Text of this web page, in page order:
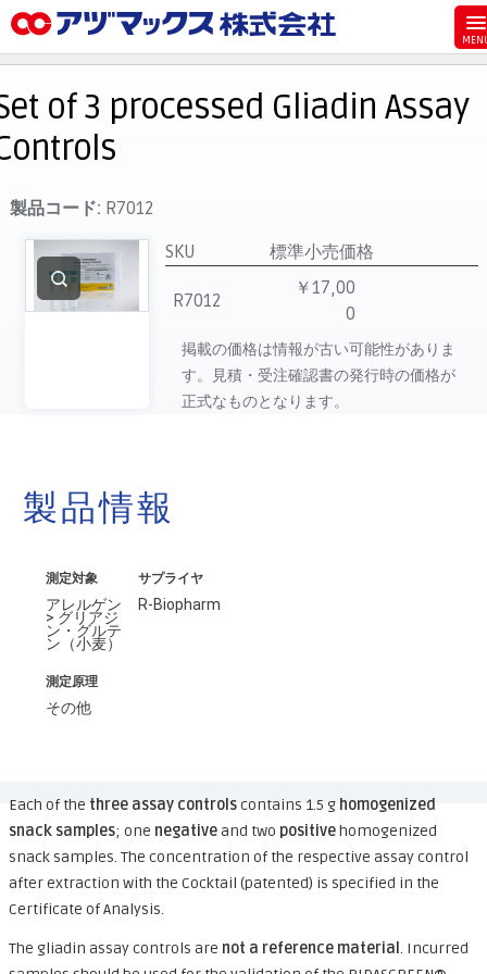
お気に入り
お買い物カゴ
ご注文
マイページ
主要取扱ブランド
代理店一覧
of 3 processed Gliadin Assay
製品コード: R7012
SKU
標準小売価格
R7012
￥17,00
0
掲載の価格は情報が古い可能性がありま
す。見積・受注確認書の発行時の価格が
正式なものとなります。
製品情報
測定対象
アレルゲン
> グリアジ
ン・グルテ
ン（小麦）
サプライヤ
R-Biopharm
測定原理
その他
Each of the three assay controlscontains 1.5 g homogenized
snack samples; one negativeand two positivehomogenized
snack samples. The concentration of the respective assay control
after extraction with the Cocktail (patented) is specified in the
Certificate of Analysis.
The gliadin assay controls are not a reference material . Incurred